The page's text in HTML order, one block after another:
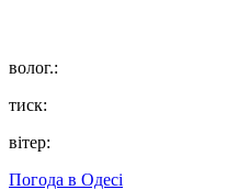
волог.:
тиск:
вітер:
Погода в Одесі